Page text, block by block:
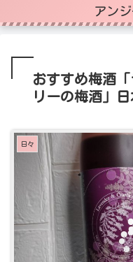
アン
おすすめ梅酒
リーの梅酒」
日々